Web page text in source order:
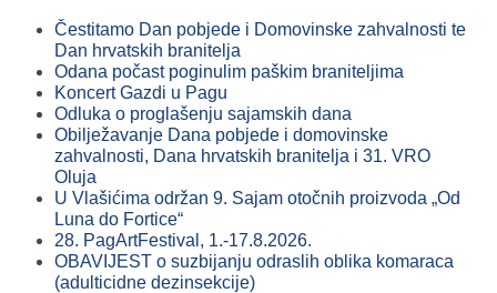
Čestitamo Dan pobjede i Domovinske zahvalnosti te
Dan hrvatskih branitelja
Odana počast poginulim paškim braniteljima
Koncert Gazdi u Pagu
Odluka o proglašenju sajamskih dana
Obilježavanje Dana pobjede i domovinske
zahvalnosti, Dana hrvatskih branitelja i 31. VRO
Oluja
U Vlašićima održan 9. Sajam otočnih proizvoda „Od
Luna do Fortice“
28. PagArtFestival, 1.-17.8.2026.
OBAVIJEST o suzbijanju odraslih oblika komaraca
(adulticidne dezinsekcije)